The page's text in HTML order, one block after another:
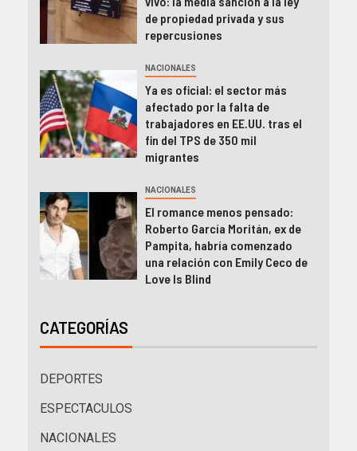
de propiedad privada y sus
repercusiones
NACIONALES
Ya es oficial: el sector más
afectado por la falta de
trabajadores en EE.UU. tras el
fin del TPS de 350 mil
migrantes
NACIONALES
El romance menos pensado:
Roberto García Moritán, ex de
Pampita, habría comenzado
una relación con Emily Ceco de
Love Is Blind
CATEGORÍAS
DEPORTES
ESPECTACULOS
NACIONALES